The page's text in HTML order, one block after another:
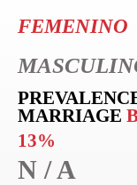
FEMENINO
MARRIAGE
13%
N / A